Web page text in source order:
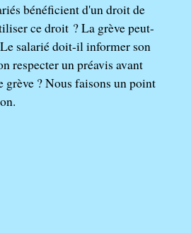
bénéficient d'un droit de
ce droit ? La grève peut-
salarié doit-il informer son
respecter un préavis avant
? Nous faisons un point